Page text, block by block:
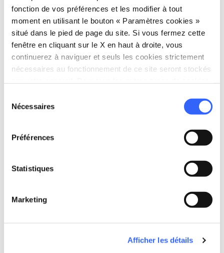
fonction de vos préférences et les modifier à tout
moment en utilisant le bouton « Paramètres cookies »
situé dans le pied de page du site. Si vous fermez cette
fenêtre en cliquant sur le X en haut à droite, vous
continuerez à naviguer et seuls les cookies strictement
nécessaires au fonctionnement de ce site seront stockés
Nécessaires
Préférences
Statistiques
Marketing
Afficher les détails
Informations
Piazza S. Domenico, Arezzo
Piazza S. Domenico, 6, 52100 Arezzo AR,